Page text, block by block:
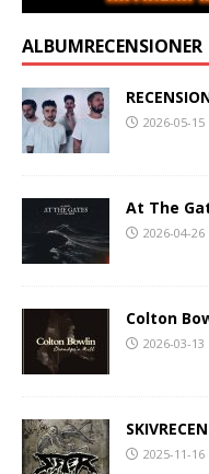
ALBUMRECENSIONER
2026-05-15
At The
2026-04-26
Colton
2026-03-13
2025-11-16